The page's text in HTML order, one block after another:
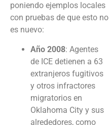
poniendo ejemplos locales
con pruebas de que esto no
es nuevo:
Año 2008: Agentes
de ICE detienen a 63
extranjeros fugitivos
y otros infractores
migratorios en
Oklahoma City y sus
alrededores, como